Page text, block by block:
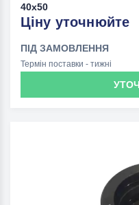
40x50
Ціну уточнюйте
ПІД ЗАМОВЛЕННЯ
Термін поставки - тижні